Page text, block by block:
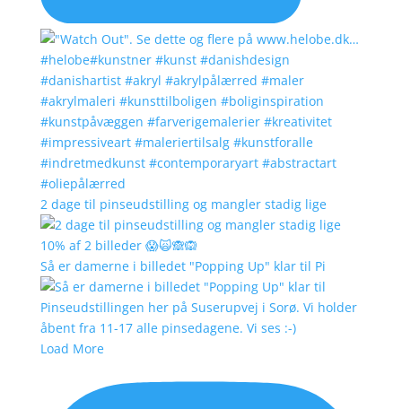
2 dage til pinseudstilling og mangler stadig lige
Så er damerne i billedet "Popping Up" klar til Pi
Load More